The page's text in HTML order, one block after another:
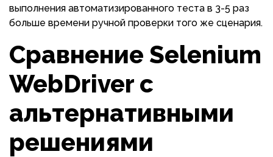
выполнения автоматизированного теста в 3-5 раз
больше времени ручной проверки того же сценария.
Сравнение Selenium
WebDriver с
альтернативными
решениями